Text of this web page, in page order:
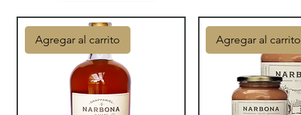
Agregar al carrito Agregar al carrito